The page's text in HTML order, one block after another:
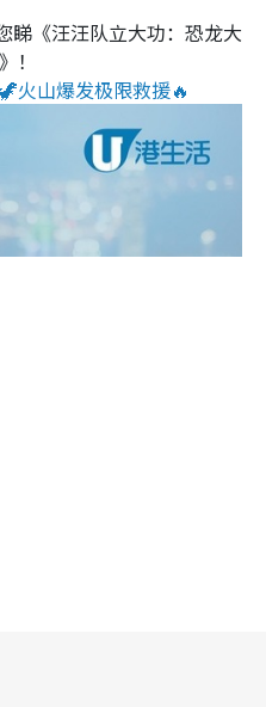
睇《汪汪队立大功：恐龙大
！
火山爆发极限救援🔥